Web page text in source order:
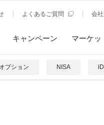
よくあるご質問 会
キャンペーン マーケッ
プション NISA